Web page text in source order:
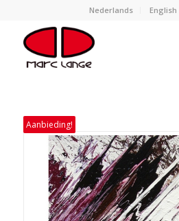
Nederlands English
Aanbieding!